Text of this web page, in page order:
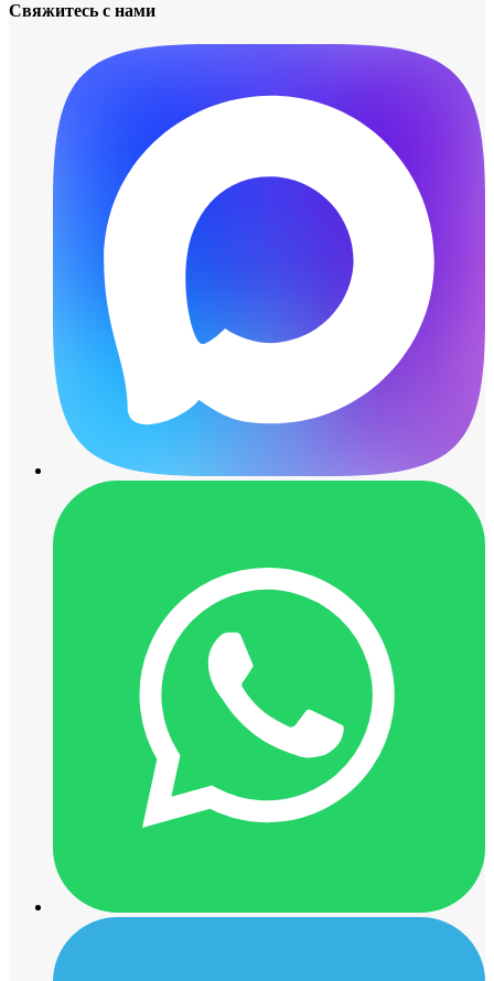
Свяжитесь с нами